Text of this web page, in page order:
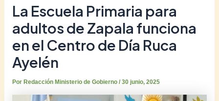
La Escuela Primaria para
adultos de Zapala funciona
en el Centro de Día Ruca
Ayelén
Por Redacción Ministerio de Gobierno/30 junio, 2025